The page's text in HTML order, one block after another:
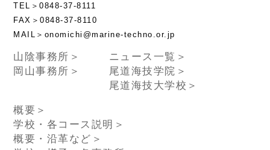
TEL＞0848-37-8111
FAX＞0848-37-8110
MAIL＞onomichi@marine-techno.or.jp
山陰事務所＞
岡山事務所＞
ニュース一覧＞
尾道海技学院＞
尾道海技大学校＞
概要＞
学校・各コース説明＞
概要・沿革など＞